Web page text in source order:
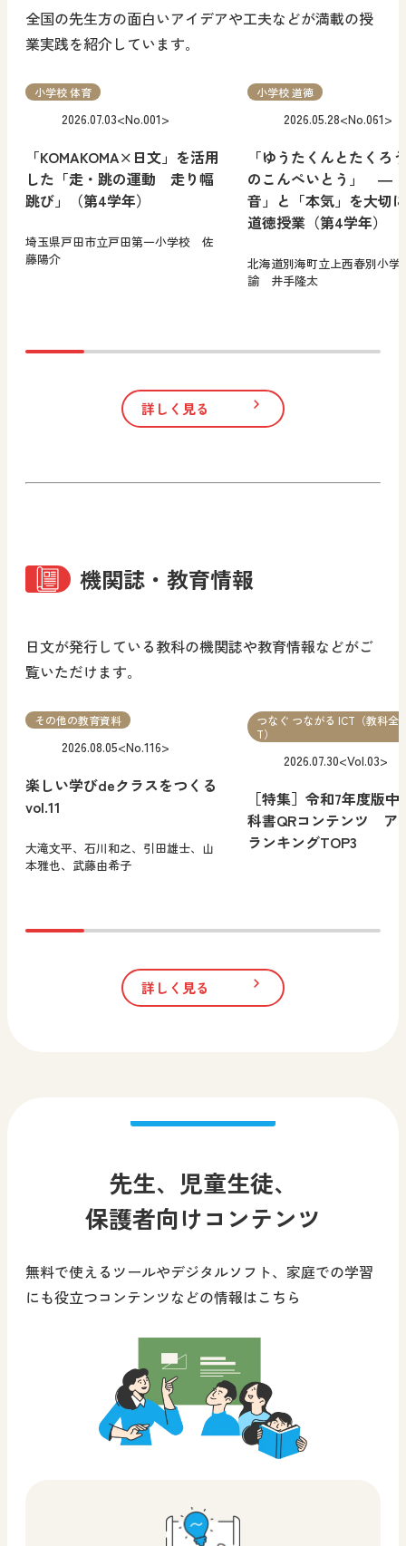
全国の先生方の面白いアイデアや工夫などが満載の授
業実践を紹介しています｡
「KOMAKOMA×日文」を活用
した「走・跳の運動 走り幅
跳び」（第4学年）
埼玉県戸田市立戸田第一小学校 佐
藤陽介
2026.07.03<No.001>
小学校 体育
「ゆうたくんとたくろ
のこんぺいとう」 ―
音」と「本気」を大切
道徳授業（第4学年）
北海道別海町立上西春別小
諭 井手隆太
2026.05.28<No.061>
小学校 道徳
詳しく見る
機関誌・教育情報
日文が発行している教科の機関誌や教育情報などがご
覧いただけます｡
楽しい学びdeクラスをつくる
vol.11
大滝文平、石川和之、引田雄士、山
本雅也、武藤由希子
2026.08.05<No.116>
その他の教育資料
［特集］令和7年度版
科書QRコンテンツ ア
ランキングTOP3
2026.07.30<Vol.03>
つなぐ つながる ICT（教科全
T）
詳しく見る
先生、児童生徒、
保護者向けコンテンツ
無料で使えるツールやデジタルソフト、家庭での学習
にも役立つコンテンツなどの情報はこちら